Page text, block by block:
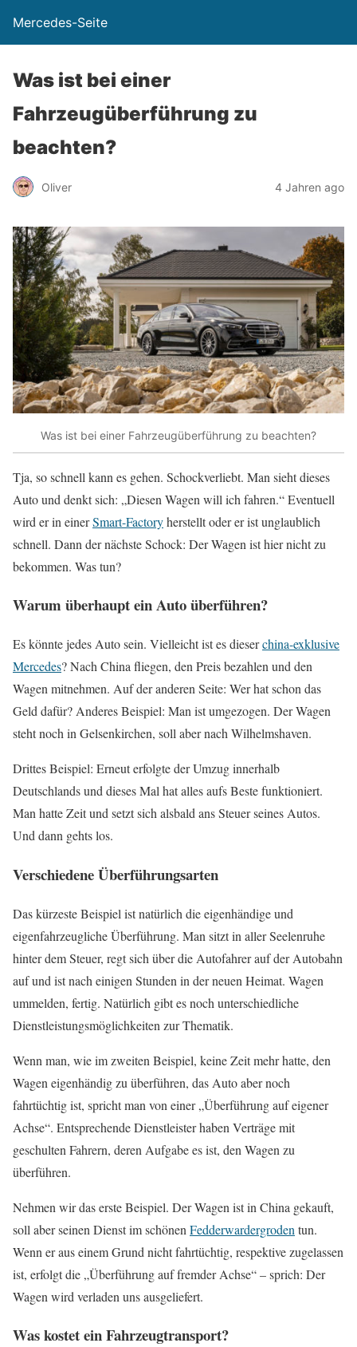
Mercedes-Seite
Was ist bei einer
Fahrzeugüberführung zu
beachten?
Oliver 4 Jahren ago
Was ist bei einer Fahrzeugüberführung zu beachten?
Tja, so schnell kann es gehen. Schockverliebt. Man sieht dieses
Auto und denkt sich: „Diesen Wagen will ich fahren.“ Eventuell
wird er in einerSmart-Factoryherstellt oder er ist unglaublich
schnell. Dann der nächste Schock: Der Wagen ist hier nicht zu
bekommen. Was tun?
Warum überhaupt ein Auto überführen?
Es könnte jedes Auto sein. Vielleicht ist es dieserchina-exklusive
Mercedes? Nach China fliegen, den Preis bezahlen und den
Wagen mitnehmen. Auf der anderen Seite: Wer hat schon das
Geld dafür? Anderes Beispiel: Man ist umgezogen. Der Wagen
steht noch in Gelsenkirchen, soll aber nach Wilhelmshaven.
Drittes Beispiel: Erneut erfolgte der Umzug innerhalb
Deutschlands und dieses Mal hat alles aufs Beste funktioniert.
Man hatte Zeit und setzt sich alsbald ans Steuer seines Autos.
Und dann gehts los.
Verschiedene Überführungsarten
Das kürzeste Beispiel ist natürlich die eigenhändige und
eigenfahrzeugliche Überführung. Man sitzt in aller Seelenruhe
hinter dem Steuer, regt sich über die Autofahrer auf der Autobahn
auf und ist nach einigen Stunden in der neuen Heimat. Wagen
ummelden, fertig. Natürlich gibt es noch unterschiedliche
Dienstleistungsmöglichkeiten zur Thematik.
Wenn man, wie im zweiten Beispiel, keine Zeit mehr hatte, den
Wagen eigenhändig zu überführen, das Auto aber noch
fahrtüchtig ist, spricht man von einer „Überführung auf eigener
Achse“. Entsprechende Dienstleister haben Verträge mit
geschulten Fahrern, deren Aufgabe es ist, den Wagen zu
überführen.
Nehmen wir das erste Beispiel. Der Wagen ist in China gekauft,
soll aber seinen Dienst im schönen Fedderwardergroden tun.
Wenn er aus einem Grund nicht fahrtüchtig, respektive zugelassen
ist, erfolgt die „Überführung auf fremder Achse“ – sprich: Der
Wagen wird verladen uns ausgeliefert.
Was kostet ein Fahrzeugtransport?